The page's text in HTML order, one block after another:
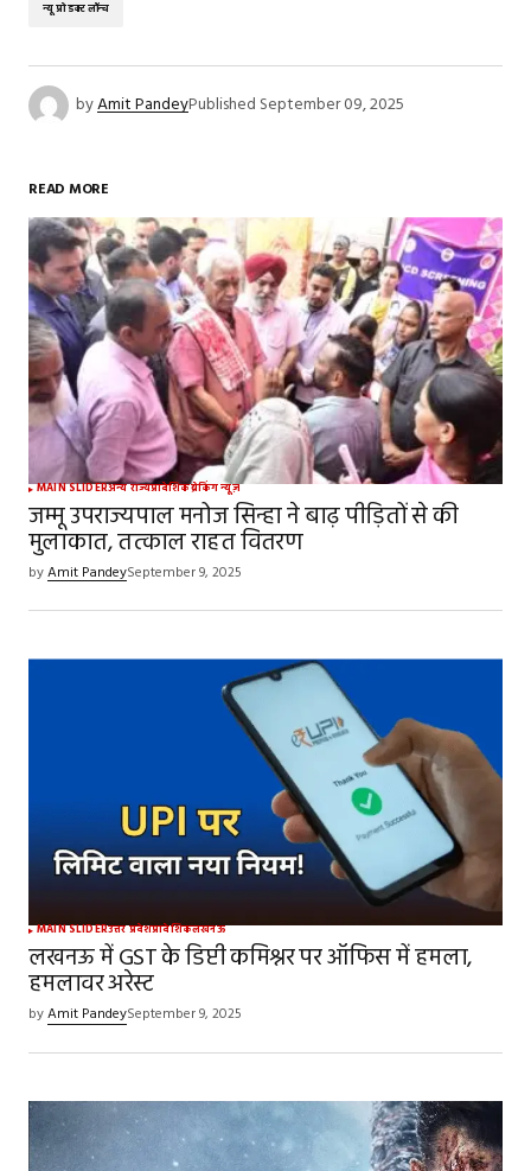
न्यू प्रोडक्ट लॉन्च
byAmit PandeyPublished September 09, 2025
READ MORE
MAIN SLIDERअन्य राज्यप्रादेशिकब्रेकिंग न्यूज़
जम्मू उपराज्यपाल मनोज सिन्हा ने बाढ़ पीड़ितों से की
मुलाकात, तत्काल राहत वितरण
byAmit PandeySeptember 9, 2025
MAIN SLIDERउत्तर प्रदेशप्रादेशिकलखनऊ
लखनऊ में GST के डिप्टी कमिश्नर पर ऑफिस में हमला,
हमलावर अरेस्ट
byAmit PandeySeptember 9, 2025